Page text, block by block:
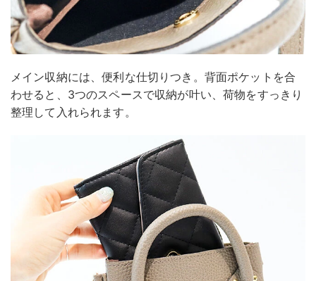
メイン収納には、便利な仕切りつき。背面ポケットを合
わせると、3つのスペースで収納が叶い、荷物をすっきり
整理して入れられます。